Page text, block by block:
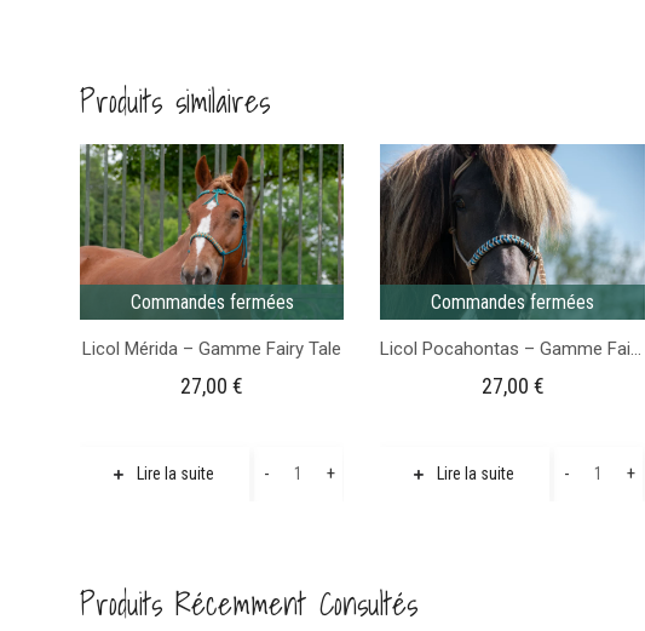
foncé
-
Gamme
Camaïeu
-
Gamme
Camaïeu
Produits similaires
Commandes fermées
Licol Mérida – Gamme Fairy Tale
27,00€
Lire la suite -
quantité
-
+
Commandes fermées
Licol Pocahontas – Gamme Fairy Tale
27,00 €
Lire la suite -
quantité
+
Produits Récemment Consultés